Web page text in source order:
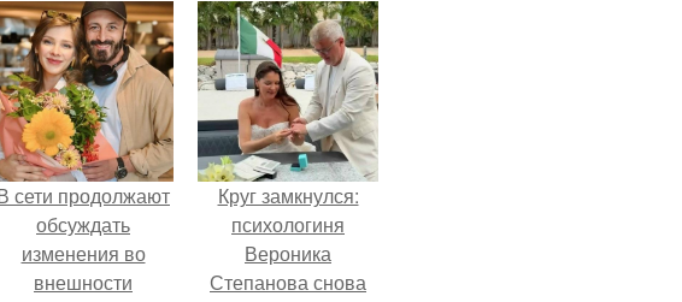
сети продолжают
обсуждать
изменения во
внешности
Круг замкнулся:
психологиня
Вероника
Степанова снова